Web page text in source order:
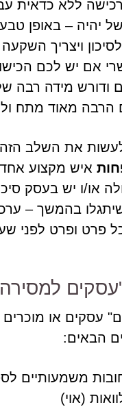
ללא כדאית
יהיה – באופן
ויצריך
אם יש לכם
ודורש מידה רבה של
הרבה מאוד מתח
את השלב הזה
איש מקצוע אחד
או/ו יש בעסק
בהמשך –
פרט ופרט לפני
עסקים או
הבאים:
משמעותיים
(אוי)